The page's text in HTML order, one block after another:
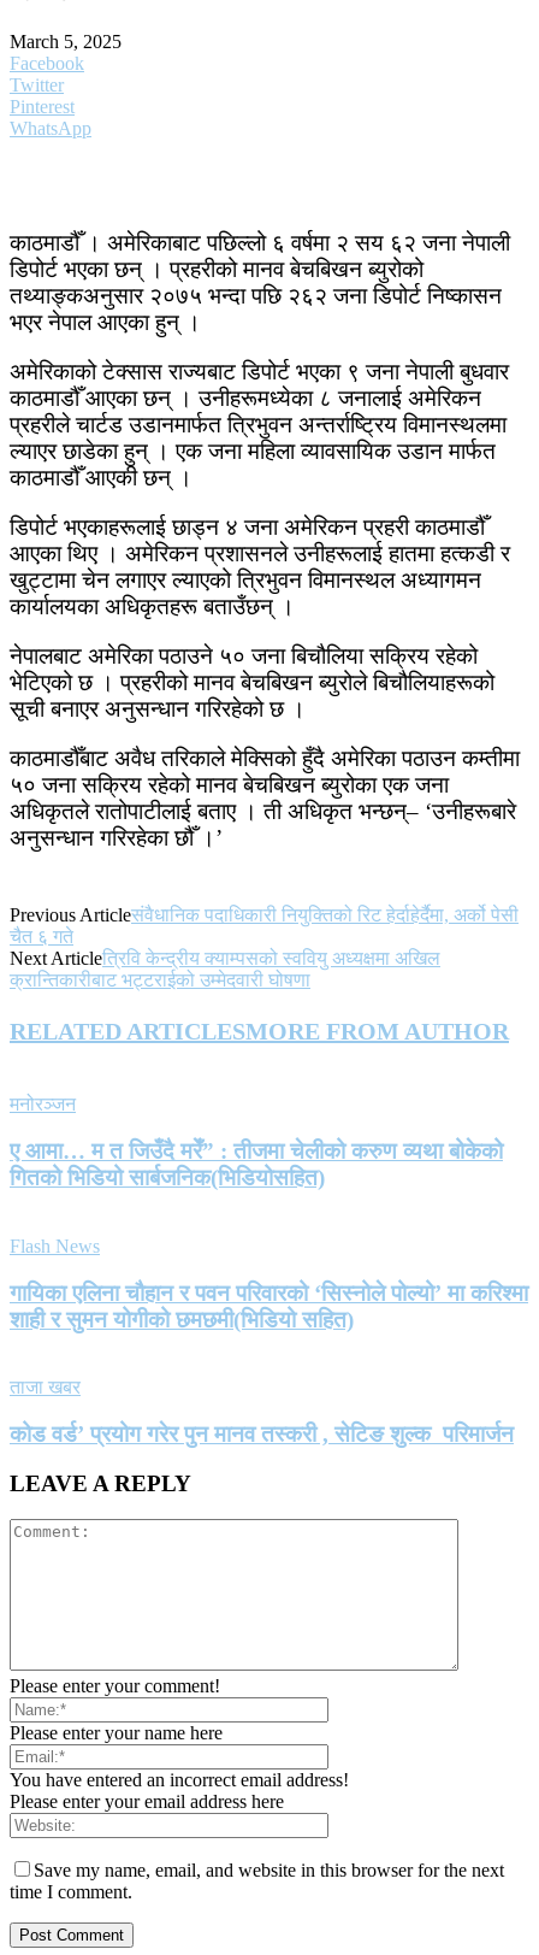
March 5, 2025
Facebook
Twitter
Pinterest
WhatsApp
काठमाडौँ । अमेरिकाबाट पछिल्लो ६ वर्षमा २ सय ६२ जना नेपाली
डिपोर्ट भएका छन् । प्रहरीको मानव बेचबिखन ब्युरोको
तथ्याङ्कअनुसार २०७५ भन्दा पछि २६२ जना डिपोर्ट निष्कासन
भएर नेपाल आएका हुन् ।
अमेरिकाको टेक्सास राज्यबाट डिपोर्ट भएका ९ जना नेपाली बुधवार
काठमाडौँ आएका छन् । उनीहरूमध्येका ८ जनालाई अमेरिकन
प्रहरीले चार्टड उडानमार्फत त्रिभुवन अन्तर्राष्ट्रिय विमानस्थलमा
ल्याएर छाडेका हुन् । एक जना महिला व्यावसायिक उडान मार्फत
काठमाडौँ आएकी छन् ।
डिपोर्ट भएकाहरूलाई छाड्न ४ जना अमेरिकन प्रहरी काठमाडौँ
आएका थिए । अमेरिकन प्रशासनले उनीहरूलाई हातमा हत्कडी र
खुट्टामा चेन लगाएर ल्याएको त्रिभुवन विमानस्थल अध्यागमन
कार्यालयका अधिकृतहरू बताउँछन् ।
नेपालबाट अमेरिका पठाउने ५० जना बिचौलिया सक्रिय रहेको
भेटिएको छ । प्रहरीको मानव बेचबिखन ब्युरोले बिचौलियाहरूको
सूची बनाएर अनुसन्धान गरिरहेको छ ।
काठमाडौँबाट अवैध तरिकाले मेक्सिको हुँदै अमेरिका पठाउन कम्तीमा
५० जना सक्रिय रहेको मानव बेचबिखन ब्युरोका एक जना
अधिकृतले रातोपाटीलाई बताए । ती अधिकृत भन्छन्– ‘उनीहरूबारे
अनुसन्धान गरिरहेका छौँ ।’
Previous Articleसंवैधानिक पदाधिकारी नियुक्तिको रिट हेर्दाहेर्दैमा, अर्को पेसी
चैत ६ गते
Next Articleत्रिवि केन्द्रीय क्याम्पसको स्ववियु अध्यक्षमा अखिल
क्रान्तिकारीबाट भट्टराईको उम्मेदवारी घोषणा
RELATED ARTICLESMORE FROM AUTHOR
मनोरञ्जन
ए आमा… म त जिउँदै मरेँ” : तीजमा चेलीको करुण व्यथा बोकेको
गितको भिडियो सार्बजनिक(भिडियोसहित)
Flash News
गायिका एलिना चौहान र पवन परिवारको ‘सिस्नोले पोल्यो’ मा करिश्मा
शाही र सुमन योगीको छमछमी(भिडियो सहित)
ताजा खबर
कोड वर्ड’ प्रयोग गरेर पुन मानव तस्करी , सेटिङ शुल्क परिमार्जन
LEAVE A REPLY
Please enter your comment!
Please enter your name here
You have entered an incorrect email address!
Please enter your email address here
Save my name, email, and website in this browser for the next
time I comment.